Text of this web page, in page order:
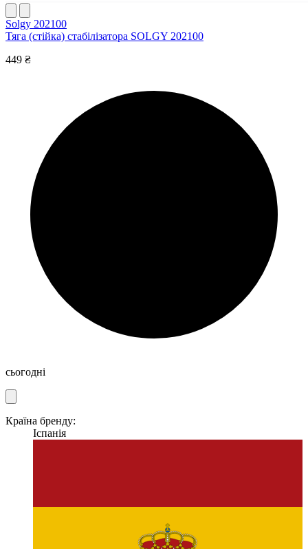
Solgy 202100
Тяга (стійка) стабілізатора SOLGY 202100
449 ₴
сьогодні
Країна бренду:
Іспанія